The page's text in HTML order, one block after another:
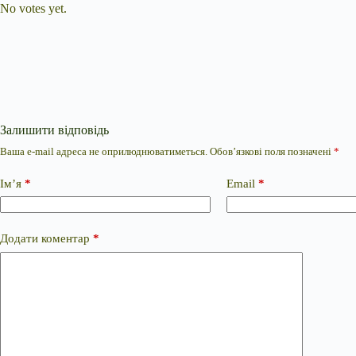
No votes yet.
Залишити відповідь
Ваша e-mail адреса не оприлюднюватиметься. Обов’язкові поля позначені *
Ім’я * Email *
Додати коментар *